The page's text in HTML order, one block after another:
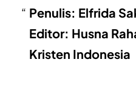
Penulis: Elfrida
Editor: Husna
Kristen Indonesia